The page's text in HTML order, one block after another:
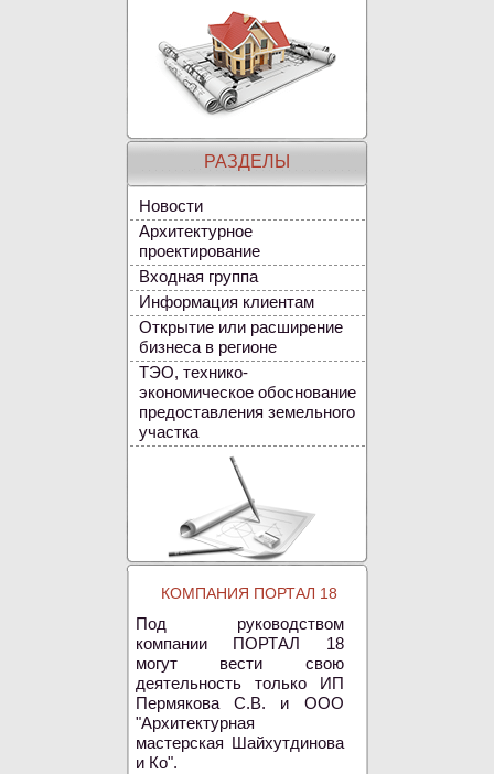
РАЗДЕЛЫ
Новости
Архитектурное
проектирование
Входная группа
Информация клиентам
Открытие или расширение
бизнеса в регионе
ТЭО, технико-
экономическое обоснование
предоставления земельного
участка
КОМПАНИЯ ПОРТАЛ 18
Под руководством
компании ПОРТАЛ 18
могут вести свою
деятельность только ИП
Пермякова С.В. и ООО
"Архитектурная
мастерская Шайхутдинова
и Ко".